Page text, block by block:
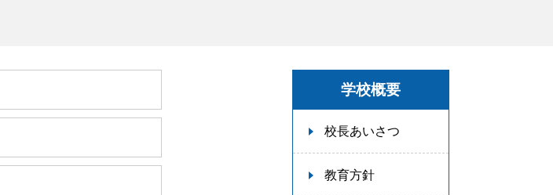
学校概要
校長あいさつ
教育方針